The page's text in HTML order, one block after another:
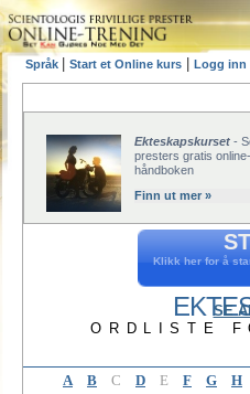
Språk Start et Online kurs Logg inn
Ekteskapskurset -
presters gratis
håndboken
Finn ut mer »
Klikk her for å
SE
ORDLISTE
A B C D E F G H